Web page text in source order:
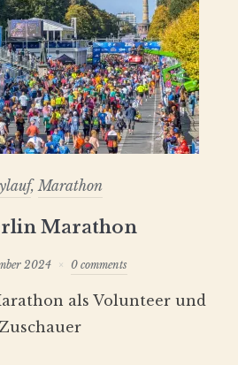
,Marathon
Marathon
2024 0 comments
als Volunteer und
Zuschauer